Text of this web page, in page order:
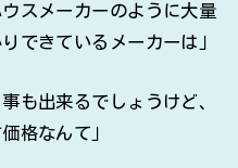
スメーカーのように大量
できているメーカーは」
も出来るでしょうけど、
格なんて」